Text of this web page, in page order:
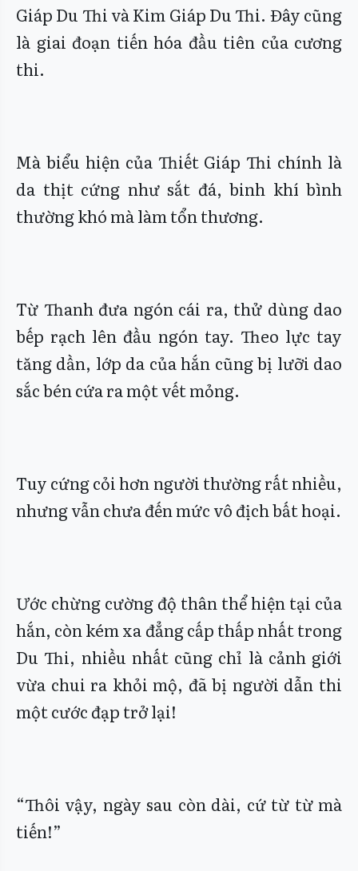
Giáp Du Thi và Kim Giáp Du Thi. Đây cũng
là giai đoạn tiến hóa đầu tiên của cương
thi.
Mà biểu hiện của Thiết Giáp Thi chính là
da thịt cứng như sắt đá, binh khí bình
thường khó mà làm tổn thương.
Từ Thanh đưa ngón cái ra, thử dùng dao
bếp rạch lên đầu ngón tay. Theo lực tay
tăng dần, lớp da của hắn cũng bị lưỡi dao
sắc bén cứa ra một vết mỏng.
Tuy cứng cỏi hơn người thường rất nhiều,
nhưng vẫn chưa đến mức vô địch bất hoại.
Ước chừng cường độ thân thể hiện tại của
hắn, còn kém xa đẳng cấp thấp nhất trong
Du Thi, nhiều nhất cũng chỉ là cảnh giới
vừa chui ra khỏi mộ, đã bị người dẫn thi
một cước đạp trở lại!
“Thôi vậy, ngày sau còn dài, cứ từ từ mà
tiến!”